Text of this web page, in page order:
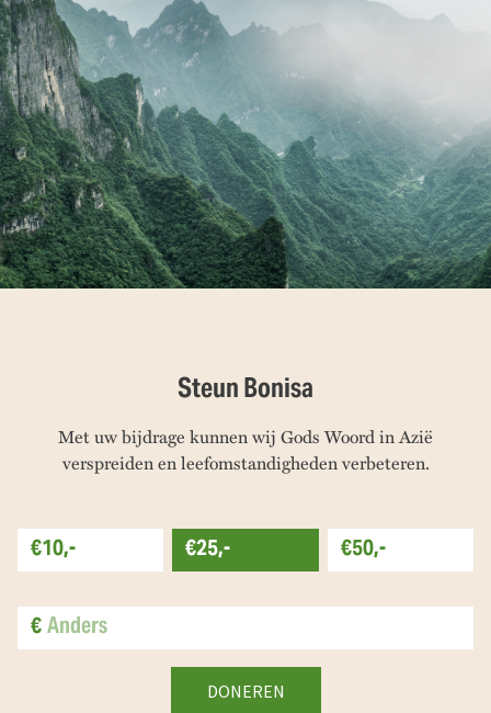
Steun Bonisa
Met uw bijdrage kunnen wij Gods Woord in Azië
verspreiden en leefomstandigheden verbeteren.
€10,- €25,-
€50,-
€